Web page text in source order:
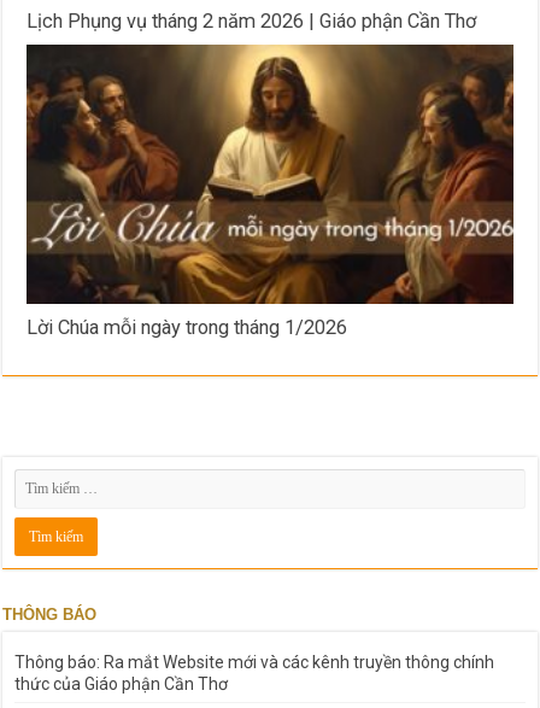
Lịch Phụng vụ tháng 2 năm 2026 | Giáo phận Cần Thơ
Lời Chúa mỗi ngày trong tháng 1/2026
THÔNG BÁO
Thông báo: Ra mắt Website mới và các kênh truyền thông chính
thức của Giáo phận Cần Thơ